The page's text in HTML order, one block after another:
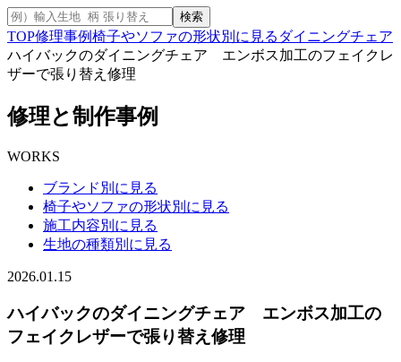
検索
TOP修理事例椅子やソファの形状別に見る ダイニングチェア
ハイバックのダイニングチェア エンボス加工のフェイクレ
ザーで張り替え修理
修理と制作事例
WORKS
ブランド別に見る
椅子やソファの形状別に見る
施工内容別に見る
生地の種類別に見る
2026.01.15
ハイバックのダイニングチェア エンボス加工の
フェイクレザーで張り替え修理